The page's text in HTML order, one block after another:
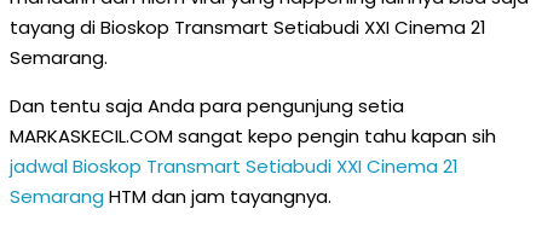
tayang di Bioskop Transmart Setiabudi XXI Cinema 21
Semarang.
Dan tentu saja Anda para pengunjung setia
MARKASKECIL.COM sangat kepo pengin tahu kapan sih
jadwal Bioskop Transmart Setiabudi XXI Cinema 21
Semarang HTM dan jam tayangnya.